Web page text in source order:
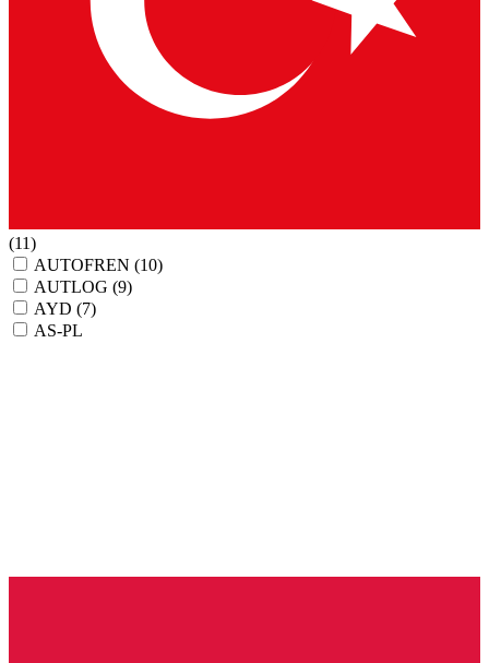
(11)
AUTOFREN (10)
AUTLOG (9)
AYD (7)
AS-PL